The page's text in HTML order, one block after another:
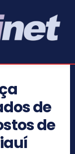
de
de